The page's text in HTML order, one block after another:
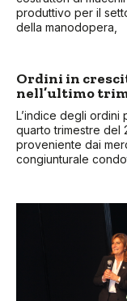
produttivo per il
della manodopera,
Ordini in
nell’ultimo
L’indice degli ordini
quarto trimestre del
proveniente dai
congiunturale